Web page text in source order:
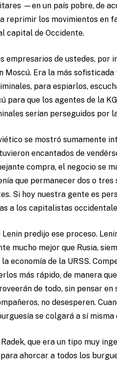
—en un país pobre, de
reprimir los movimientos en
capital de Occidente.
empresarios de ustedes,
Moscú. Era la más sofisticada
para espiarlos,
para que los agentes de la
serían perseguidos por
se mostró sumamente
encantados de
compra, el negocio se
que permanecer dos o
Si hoy nuestra gente es
a los capitalistas
Lenin predijo ese proceso.
mucho mejor que Rusia,
economía de la URSS.
más rápido, de manera
de todo, sin pensar
no desesperen.
se colgará a sí misma
que era un tipo muy
ahorcar a todos los